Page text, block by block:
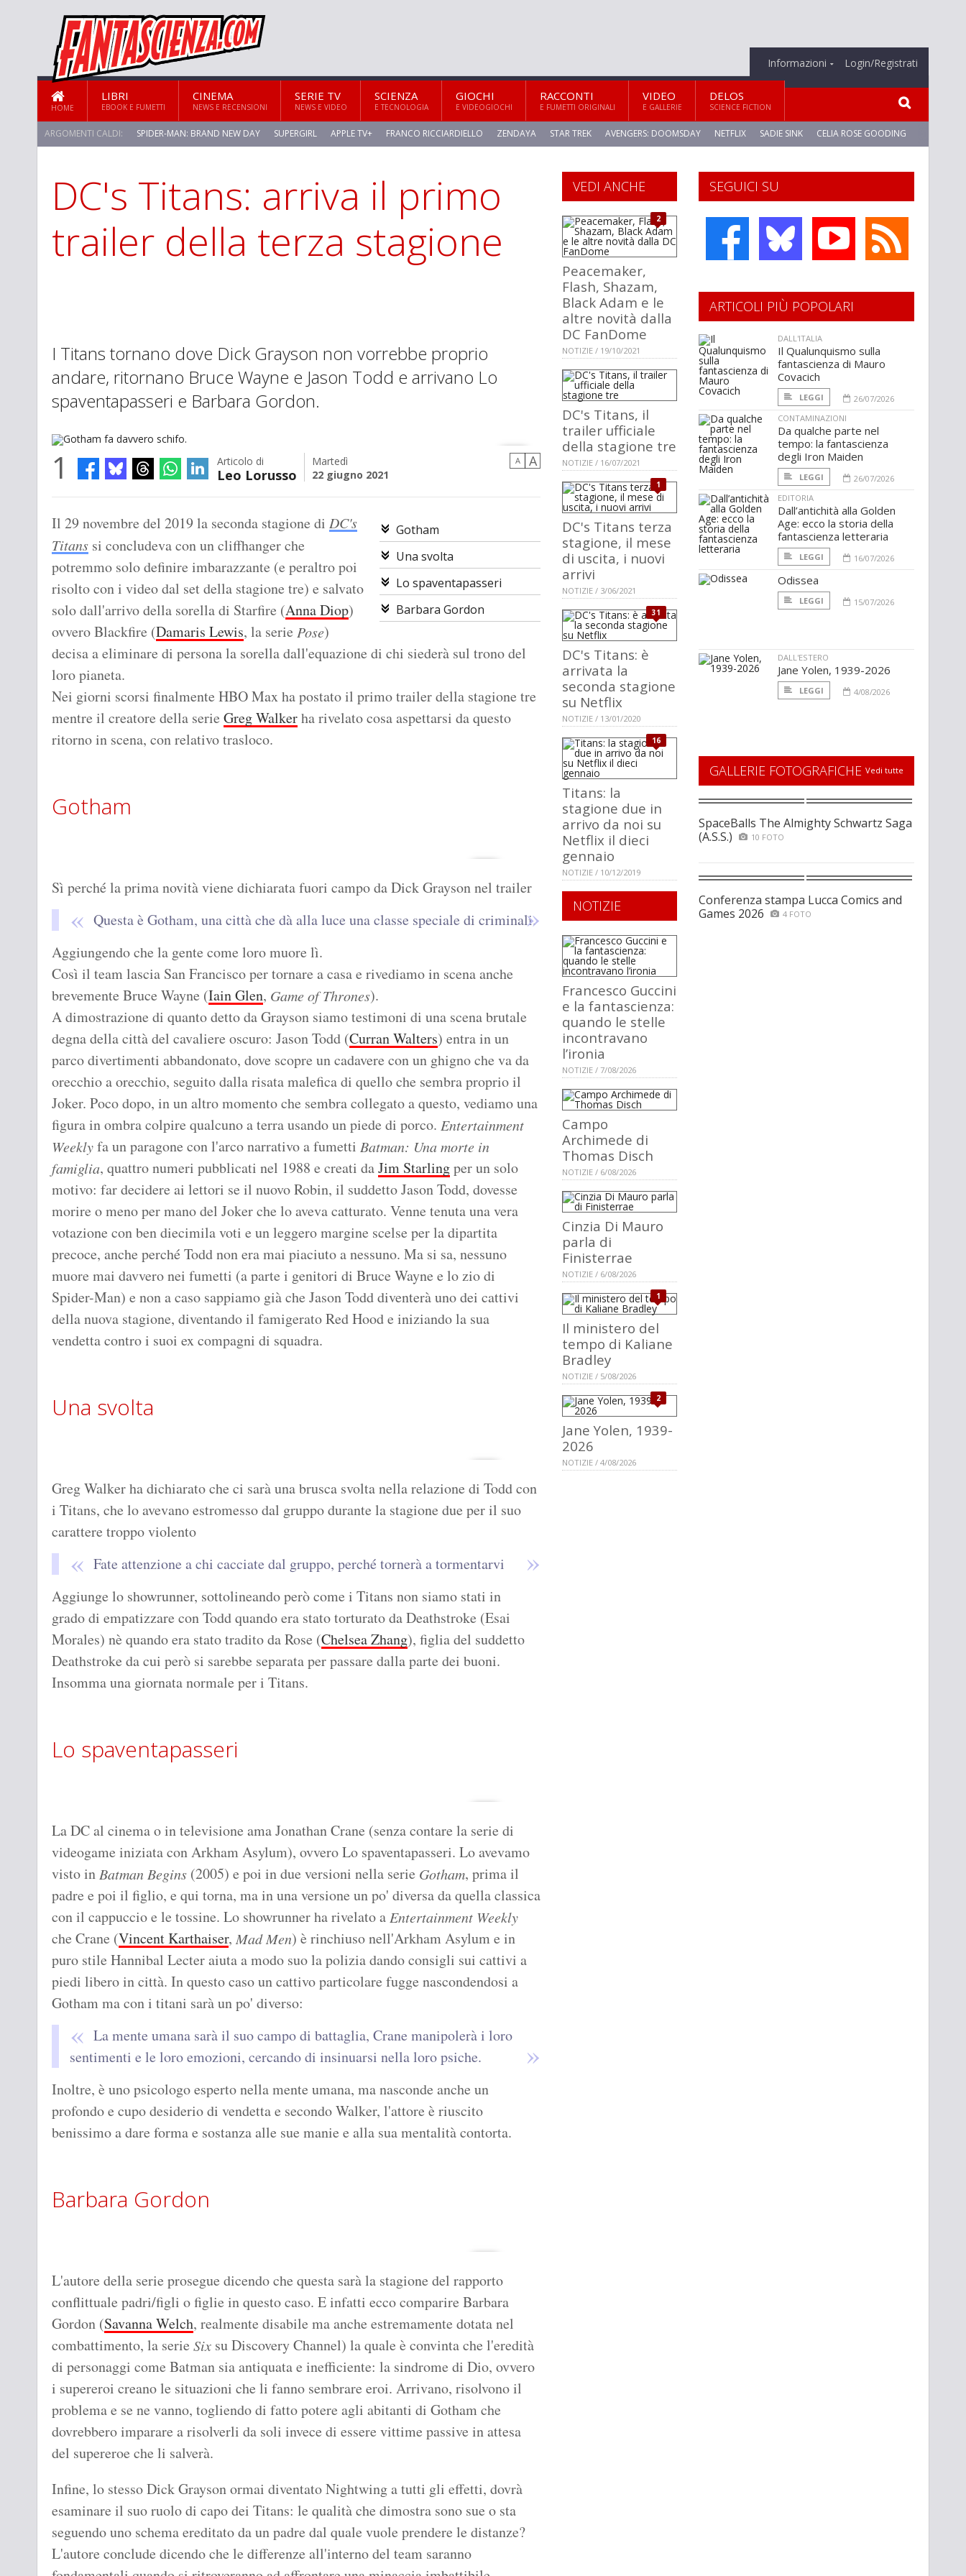
Informazioni Login/Registrati
HOME
LIBRI
EBOOK E FUMETTI
CINEMA
NEWS E RECENSIONI
SERIE TV
NEWS E VIDEO
SCIENZA
E TECNOLOGIA
GIOCHI
E VIDEOGIOCHI
RACCONTI
E FUMETTI ORIGINALI
VIDEO
E GALLERIE
DELOS
SCIENCE FICTION
ARGOMENTI CALDI: SPIDER-MAN: BRAND NEW DAY SUPERGIRL APPLE TV+ FRANCO RICCIARDIELLO ZENDAYA STAR TREK AVENGERS: DOOMSDAY NETFLIX SADIE SINK CELIA ROSE GOODING
DC's Titans: arriva il primo
trailer della terza stagione
I Titans tornano dove Dick Grayson non vorrebbe proprio
andare, ritornano Bruce Wayne e Jason Todd e arrivano Lo
spaventapasseri e Barbara Gordon.
1 Articolo di
Leo Lorusso
Martedì
22 giugno 2021
A A
Gotham
Una svolta
Lo spaventapasseri
Barbara Gordon
Il 29 novembre del 2019 la seconda stagione di DC's
Titans si concludeva con un cliffhanger che
potremmo solo definire imbarazzante (e peraltro poi
risolto con i video dal set della stagione tre) e salvato
solo dall'arrivo della sorella di Starfire (Anna Diop)
ovvero Blackfire (Damaris Lewis, la serie Pose)
decisa a eliminare di persona la sorella dall'equazione di chi siederà sul trono del
loro pianeta.
Nei giorni scorsi finalmente HBO Max ha postato il primo trailer della stagione tre
mentre il creatore della serie Greg Walkerha rivelato cosa aspettarsi da questo
ritorno in scena, con relativo trasloco.
Gotham
Sì perché la prima novità viene dichiarata fuori campo da Dick Grayson nel trailer
Questa è Gotham, una città che dà alla luce una classe speciale di criminali.
Aggiungendo che la gente come loro muore lì.
Così il team lascia San Francisco per tornare a casa e rivediamo in scena anche
brevemente Bruce Wayne (Iain Glen, Game of Thrones).
A dimostrazione di quanto detto da Grayson siamo testimoni di una scena brutale
degna della città del cavaliere oscuro: Jason Todd (Curran Walters) entra in un
parco divertimenti abbandonato, dove scopre un cadavere con un ghigno che va da
orecchio a orecchio, seguito dalla risata malefica di quello che sembra proprio il
Joker. Poco dopo, in un altro momento che sembra collegato a questo, vediamo una
figura in ombra colpire qualcuno a terra usando un piede di porco. Entertainment
Weeklyfa un paragone con l'arco narrativo a fumetti Batman: Una morte in
famiglia, quattro numeri pubblicati nel 1988 e creati daJim Starlingper un solo
motivo: far decidere ai lettori se il nuovo Robin, il suddetto Jason Todd, dovesse
morire o meno per mano del Joker che lo aveva catturato. Venne tenuta una vera
votazione con ben diecimila voti e un leggero margine scelse per la dipartita
precoce, anche perché Todd non era mai piaciuto a nessuno. Ma si sa, nessuno
muore mai davvero nei fumetti (a parte i genitori di Bruce Wayne e lo zio di
Spider-Man) e non a caso sappiamo già che Jason Todd diventerà uno dei cattivi
della nuova stagione, diventando il famigerato Red Hood e iniziando la sua
vendetta contro i suoi ex compagni di squadra.
Una svolta
Greg Walker ha dichiarato che ci sarà una brusca svolta nella relazione di Todd con
i Titans, che lo avevano estromesso dal gruppo durante la stagione due per il suo
carattere troppo violento
Fate attenzione a chi cacciate dal gruppo, perché tornerà a tormentarvi
Aggiunge lo showrunner, sottolineando però come i Titans non siamo stati in
grado di empatizzare con Todd quando era stato torturato da Deathstroke (Esai
Morales) nè quando era stato tradito da Rose (Chelsea Zhang), figlia del suddetto
Deathstroke da cui però si sarebbe separata per passare dalla parte dei buoni.
Insomma una giornata normale per i Titans.
Lo spaventapasseri
La DC al cinema o in televisione ama Jonathan Crane (senza contare la serie di
videogame iniziata con Arkham Asylum), ovvero Lo spaventapasseri. Lo avevamo
visto inBatman Begins (2005) e poi in due versioni nella serie Gotham, prima il
padre e poi il figlio, e qui torna, ma in una versione un po' diversa da quella classica
con il cappuccio e le tossine. Lo showrunner ha rivelato aEntertainment Weekly
che Crane (Vincent Karthaiser, Mad Men) è rinchiuso nell'Arkham Asylum e in
puro stile Hannibal Lecter aiuta a modo suo la polizia dando consigli sui cattivi a
piedi libero in città. In questo caso un cattivo particolare fugge nascondendosi a
Gotham ma con i titani sarà un po' diverso:
La mente umana sarà il suo campo di battaglia, Crane manipolerà i loro
sentimenti e le loro emozioni, cercando di insinuarsi nella loro psiche.
Inoltre, è uno psicologo esperto nella mente umana, ma nasconde anche un
profondo e cupo desiderio di vendetta e secondo Walker, l'attore è riuscito
benissimo a dare forma e sostanza alle sue manie e alla sua mentalità contorta.
Barbara Gordon
L'autore della serie prosegue dicendo che questa sarà la stagione del rapporto
conflittuale padri/figli o figlie in questo caso. E infatti ecco comparire Barbara
Gordon (Savanna Welch, realmente disabile ma anche estremamente dotata nel
combattimento, la serie Six su Discovery Channel) la quale è convinta che l'eredità
di personaggi come Batman sia antiquata e inefficiente: la sindrome di Dio, ovvero
i supereroi creano le situazioni che li fanno sembrare eroi. Arrivano, risolvono il
problema e se ne vanno, togliendo di fatto potere agli abitanti di Gotham che
dovrebbero imparare a risolverli da soli invece di essere vittime passive in attesa
del supereroe che li salverà.
Infine, lo stesso Dick Grayson ormai diventato Nightwing a tutti gli effetti, dovrà
esaminare il suo ruolo di capo dei Titans: le qualità che dimostra sono sue o sta
seguendo uno schema ereditato da un padre dal quale vuole prendere le distanze?
L'autore conclude dicendo che le differenze all'interno del team saranno
SEGUICI SU
VEDI ANCHE
2
Peacemaker,
Flash, Shazam,
Black Adam e le
altre novità dalla
DC FanDome
NOTIZIE / 19/10/2021
DC's Titans, il
trailer ufficiale
della stagione tre
NOTIZIE / 16/07/2021
1
DC's Titans terza
stagione, il mese
di uscita, i nuovi
arrivi
NOTIZIE / 3/06/2021
31
DC's Titans: è
arrivata la
seconda stagione
su Netflix
NOTIZIE / 13/01/2020
16
Titans: la
stagione due in
arrivo da noi su
Netflix il dieci
gennaio
NOTIZIE / 10/12/2019
NOTIZIE
Francesco Guccini
e la fantascienza:
quando le stelle
incontravano
l’ironia
NOTIZIE / 7/08/2026
Campo
Archimede di
Thomas Disch
NOTIZIE / 6/08/2026
Cinzia Di Mauro
parla di
Finisterrae
NOTIZIE / 6/08/2026
1
Il ministero del
tempo di Kaliane
Bradley
NOTIZIE / 5/08/2026
2
Jane Yolen, 1939-
2026
NOTIZIE / 4/08/2026
ARTICOLI PIÙ POPOLARI
DALL'ITALIA
Il Qualunquismo sulla
fantascienza di Mauro
Covacich
LEGGI
26/07/2026
CONTAMINAZIONI
Da qualche parte nel
tempo: la fantascienza
degli Iron Maiden
LEGGI
26/07/2026
EDITORIA
Dall’antichità alla Golden
Age: ecco la storia della
fantascienza letteraria
LEGGI 16/07/2026
Odissea
LEGGI 15/07/2026
DALL'ESTERO
Jane Yolen, 1939-2026
LEGGI 4/08/2026
GALLERIE FOTOGRAFICHE Vedi tutte
SpaceBalls The Almighty Schwartz Saga
(A.S.S.)
10 FOTO
Conferenza stampa Lucca Comics and
Games 2026
4 FOTO